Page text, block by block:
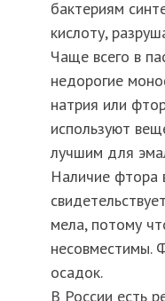
бактериям
кислоту,
Чаще всего в
недорогие
натрия или
используют
лучшим для
Наличие фтора
мела, потому
несовместимы.
осадок.
В России есть